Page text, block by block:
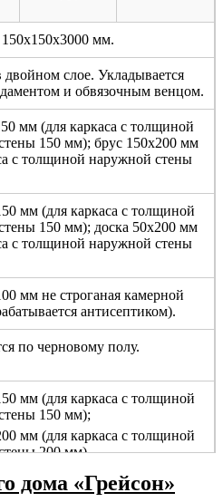
мм.
двойном слое. Укладывается
и обвязочным венцом.
мм (для каркаса с толщиной
150 мм); брус 150х200 мм
с толщиной наружной стены
мм (для каркаса с толщиной
150 мм); доска 50х200 мм
с толщиной наружной стены
мм не строганая камерной
антисептиком).
по черновому полу.
мм (для каркаса с толщиной
150 мм);
мм (для каркаса с толщиной
200 мм).
дома «Грейсон»